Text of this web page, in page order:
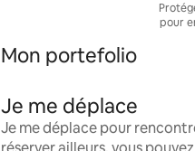
pour
Mon portefolio
Je me déplace
Je me déplace pour